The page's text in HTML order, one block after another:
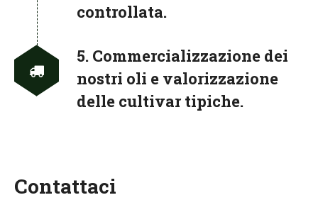
controllata.
5. Commercializzazione dei
nostri oli e valorizzazione
delle cultivar tipiche.
Contattaci